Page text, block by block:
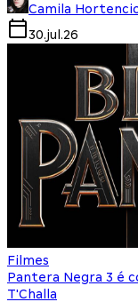
Camila
30.jul.26
Filmes
Pantera Negra 3 é
T'Challa